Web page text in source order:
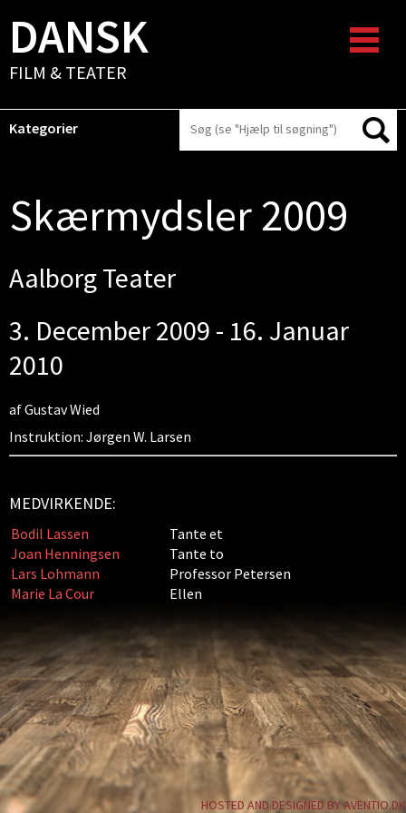
DANSK
FILM & TEATER
Kategorier
Skærmydsler 2009
Aalborg Teater
3. December 2009 - 16. Januar
2010
af Gustav Wied
Instruktion: Jørgen W. Larsen
MEDVIRKENDE:
Bodil Lassen
Tante et
Joan Henningsen
Tante to
Lars Lohmann
Professor Petersen
Marie La Cour
Ellen
HOSTED AND DESIGNED BY AVENTIO.DK